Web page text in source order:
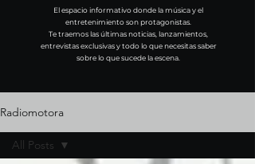
El espacio informativo donde la música y el
entretenimiento son protagonistas.
Te traemos las últimas noticias, lanzamientos,
entrevistas exclusivas y todo lo que necesitas saber
sobre lo que sucede la escena.
Radiomotora
All Posts